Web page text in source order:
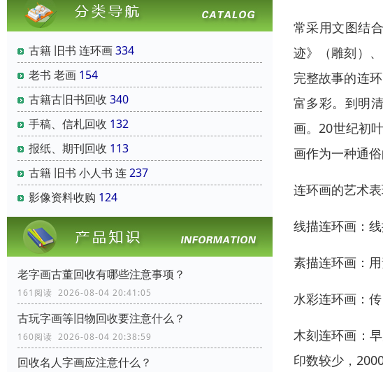
古籍 旧书 连环画334
老书 老画 154
古籍古旧书回收 340
手稿、信札回收 132
报纸、期刊回收 113
古籍 旧书 小人书 连237
影像资料收购 124
老字画古董回收有哪些注意事项？
161阅读 2026-08-04 20:41:05
古玩字画等旧物回收要注意什么？
160阅读 2026-08-04 20:38:59
回收名人字画应注意什么？
常采用文图结
迹》（雕刻）
完整故事的连
富多彩。到明
画。20世纪初
画作为一种通
连环画的艺术
线描连环画：
素描连环画：
水彩连环画：
木刻连环画：
印数较少，